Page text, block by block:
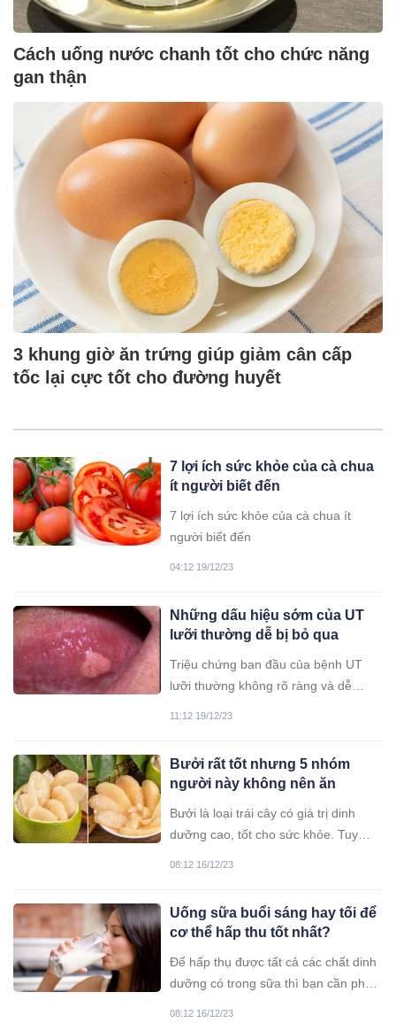
Cách uống nước chanh tốt cho chức năng
gan thận
3 khung giờ ăn trứng giúp giảm cân cấp
tốc lại cực tốt cho đường huyết
7 lợi ích sức khỏe của cà chua
ít người biết đến
7 lợi ích sức khỏe của cà chua ít
người biết đến
04:12 19/12/23
Những dấu hiệu sớm của UT
lưỡi thường dễ bị bỏ qua
Triệu chứng ban đầu của bệnh UT
lưỡi thường không rõ ràng và dễ
11:12 19/12/23
Bưởi rất tốt nhưng 5 nhóm
người này không nên ăn
Bưởi là loại trái cây có giá trị dinh
dưỡng cao, tốt cho sức khỏe. Tuy
08:12 16/12/23
Uống sữa buổi sáng hay tối để
cơ thể hấp thu tốt nhất?
Để hấp thụ được tất cả các chất dinh
dưỡng có trong sữa thì bạn cần phải
08:12 16/12/23